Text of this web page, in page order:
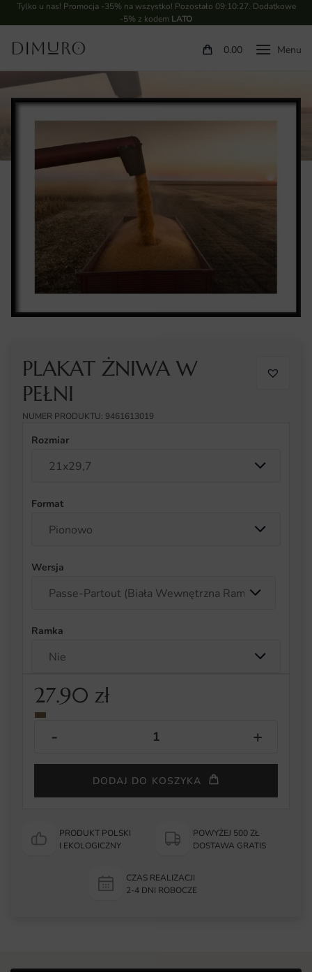
Tylko u nas! Promocja -35% na wszystko! Pozostało 09:10:26. Dodatkowe
-5% z kodem LATO
0.00
PLAKAT ŻNIWA W
PEŁNI
NUMER PRODUKTU: 9461613019
Rozmiar
Format
Wersja
Ramka
27.90 zł
DODAJ DO KOSZYKA
PRODUKT POLSKI
I EKOLOGICZNY
POWYŻEJ 500 ZŁ
DOSTAWA GRATIS
CZAS REALIZACJI
2-4 DNI ROBOCZE